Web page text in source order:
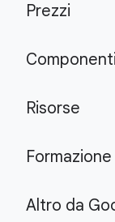
Prezzi
Risorse
Altro da